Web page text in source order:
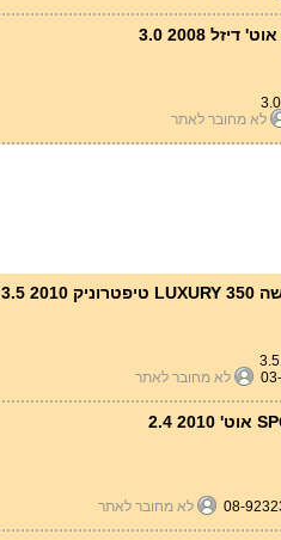
לא מחובר לאתר
לא מחובר לאתר
לא מחובר לאתר